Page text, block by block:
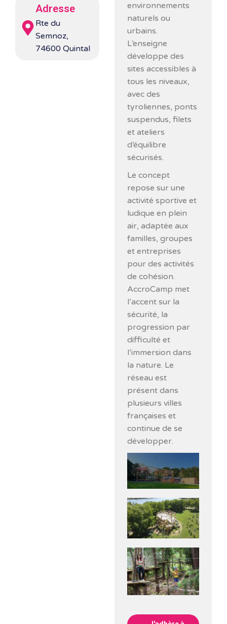
Adresse
Rte du
Semnoz,
74600 Quintal
environnements
naturels ou
urbains.
L’enseigne
développe des
sites accessibles à
tous les niveaux,
avec des
tyroliennes, ponts
suspendus, filets
et ateliers
d’équilibre
sécurisés.
Le concept
repose sur une
activité sportive et
ludique en plein
air, adaptée aux
familles, groupes
et entreprises
pour des activités
de cohésion.
AccroCamp met
l’accent sur la
sécurité, la
progression par
difficulté et
l’immersion dans
la nature. Le
réseau est
présent dans
plusieurs villes
françaises et
continue de se
développer.